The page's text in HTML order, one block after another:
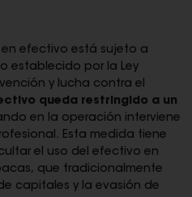
en efectivo está sujeto a
establecido por la Ley
y lucha contra el
queda restringido a un
en la operación interviene
Esta medida tiene
el uso del efectivo en
que tradicionalmente
capitales y la evasión de